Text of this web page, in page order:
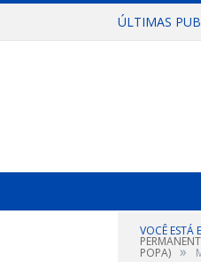
ÚLTIMAS
VOCÊ ESTÁ
POPA) »